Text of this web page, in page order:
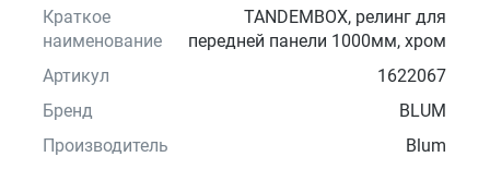
Краткое
наименование
TANDEMBOX, релинг для
передней панели 1000мм, хром
Артикул
1622067
Бренд
BLUM
Производитель
Blum